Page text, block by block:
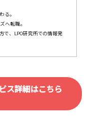
る。
へ転職。
で、LPO研究所での情報発
ス詳細はこちら